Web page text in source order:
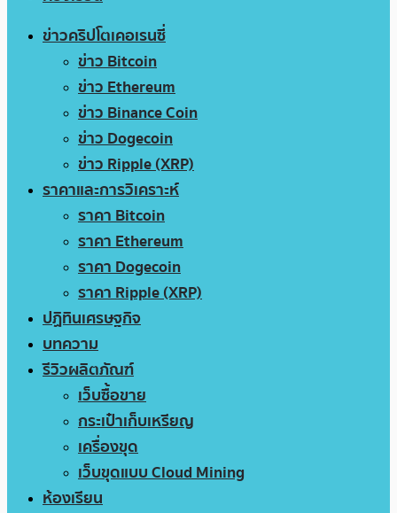
ข่าวคริปโตเคอเรนซี่
ข่าว Bitcoin
ข่าว Ethereum
ข่าว Binance Coin
ข่าว Dogecoin
ข่าว Ripple (XRP)
ราคาและการวิเคราะห์
ราคา Bitcoin
ราคา Ethereum
ราคา Dogecoin
ราคา Ripple (XRP)
ปฏิทินเศรษฐกิจ
บทความ
รีวิวผลิตภัณฑ์
เว็บซื้อขาย
กระเป๋าเก็บเหรียญ
เครื่องขุด
เว็บขุดแบบ Cloud Mining
ห้องเรียน